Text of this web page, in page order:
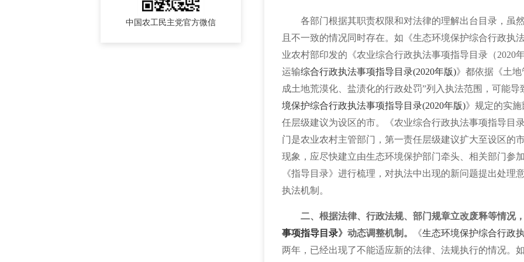
中国农工民主党官方微信
各部门根据其职责权限和对法律的理解出台目录，虽
且不一致的情况同时存在。如《生态环境保护综合行政执
业农村部印发的《农业综合行政执法事项指导目录（2020
运输综合行政执法事项指导目录(2020年版)》都依据《土
成土地荒漠化、盐渍化的行政处罚”列入执法范围，可能
境保护综合行政执法事项指导目录(2020年版)》规定的实
任层级建议为设区的市。《农业综合行政执法事项指导目
门是农业农村主管部门，第一责任层级建议扩大至设区的
现象，应尽快建立由生态环境保护部门牵头
相关部门参
《指导目录》 进行梳理，对执法中出现的新问题提出处理
执法机制。
二、根据法律、行政法规、部门规章立改废释等情况
事项指导目录》动态调整机制。 《生态环境保护综合行政
两年，已经出现了不能适应新的法律、法规执行的情况。